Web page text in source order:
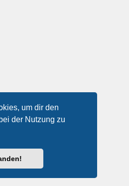
um dir den
der Nutzung zu